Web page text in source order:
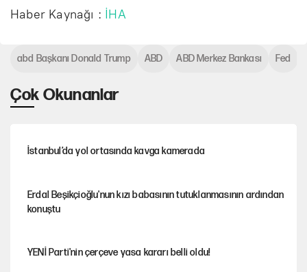
Haber Kaynağı : İHA
Çok Okunanlar
İstanbul’da yol ortasında kavga kamerada
Erdal Beşikçioğlu'nun kızı babasının tutuklanmasının ardından
konuştu
YENİ Parti'nin çerçeve yasa kararı belli oldu!
abd Başkanı Donald Trump ABD ABD Merkez Bankası Fed